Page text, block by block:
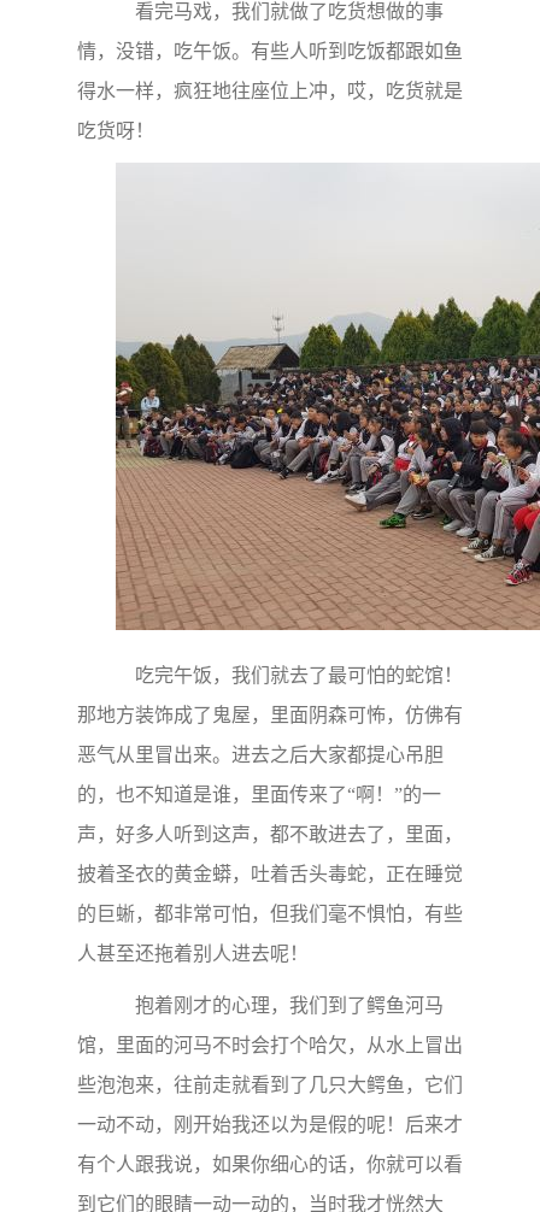
看完马戏，我们就做了吃货想做的事
情，没错，吃午饭。有些人听到吃饭都跟如鱼
得水一样，疯狂地往座位上冲，哎，吃货就是
吃货呀！
吃完午饭，我们就去了最可怕的蛇馆！
那地方装饰成了鬼屋，里面阴森可怖，仿佛有
恶气从里冒出来。进去之后大家都提心吊胆
的，也不知道是谁，里面传来了“啊！”的一
声，好多人听到这声，都不敢进去了，里面，
披着圣衣的黄金蟒，吐着舌头毒蛇，正在睡觉
的巨蜥，都非常可怕，但我们毫不惧怕，有些
人甚至还拖着别人进去呢！
抱着刚才的心理，我们到了鳄鱼河马
馆，里面的河马不时会打个哈欠，从水上冒出
些泡泡来，往前走就看到了几只大鳄鱼，它们
一动不动，刚开始我还以为是假的呢！后来才
有个人跟我说，如果你细心的话，你就可以看
到它们的眼睛一动一动的，当时我才恍然大